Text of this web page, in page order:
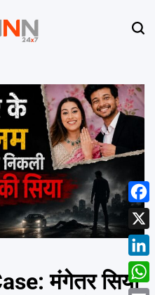
मंगेतर सिया
X